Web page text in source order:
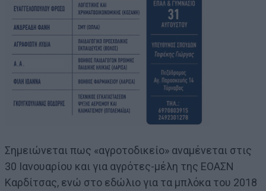
Σημειώνεται πως «αγροτοδικείο» αναμένεται στις
30 Ιανουαρίου και για αγρότες-μέλη της ΕΟΑΣΝ
Καρδίτσας, ενώ στο εδώλιο για τα μπλόκα του 2018